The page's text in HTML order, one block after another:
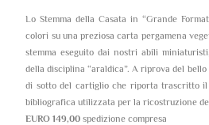
Lo Stemma della Casata in “Grande
colori su una preziosa carta pergamena
stemma eseguito dai nostri abili
della disciplina “araldica”. A riprova del
di sotto del cartiglio che riporta trascritto
bibliografica utilizzata per la ricostruzione
EURO 149,00 spedizione compresa